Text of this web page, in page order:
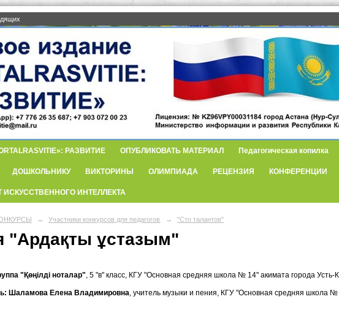
РАЗВИТИЕ ОПУБЛИКОВАТЬ МАТЕРИАЛ Педагогическая копилка
ДОШКОЛЬНИКУ ВИКТОРИНЫ ОЛИМПИАДА РЕЦЕНЗИЯ КОНФЕРЕНЦИИ
ИСКУССТВЕННОГО ИНТЕЛЛЕКТА
→ Участники конкурсов для педагогов → "Сто талантов"
"Ардақты ұстазым"
"Қөңілді ноталар" , 5 "в" класс, КГУ "Основная средняя школа № 14" акимата города Усть-
Шаламова Елена Владимировна, учитель музыки и пения, КГУ "Основная средняя школа №